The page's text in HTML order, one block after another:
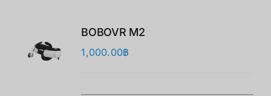
BOBOVR M2
1,000.00฿